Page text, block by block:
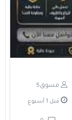
مسوق5
قبل 1 أسبوع